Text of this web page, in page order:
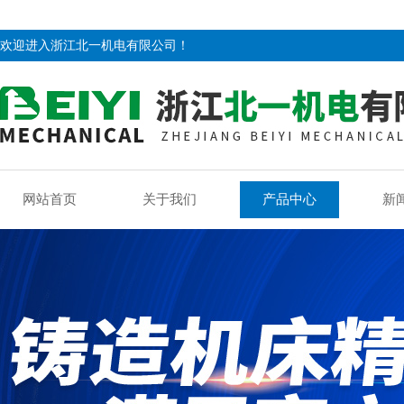
欢迎进入浙江北一机电有限公司！
网站首页 关于我们 产品中心 新